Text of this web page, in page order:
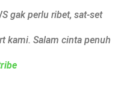
gak perlu ribet, sat-set
kami. Salam cinta penuh